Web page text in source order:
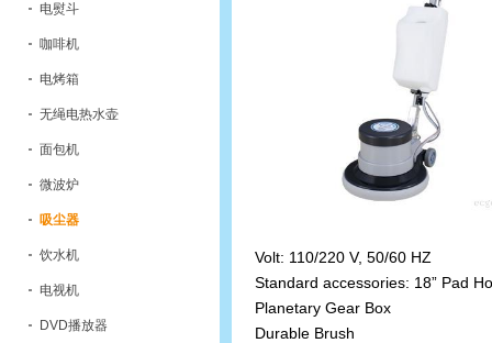
电熨斗
咖啡机
电烤箱
无绳电热水壶
面包机
微波炉
吸尘器
饮水机
电视机
DVD播放器
Volt: 110/220 V, 50/60 HZ
Standard accessories: 18” Pad
Planetary Gear Box
Durable Brush